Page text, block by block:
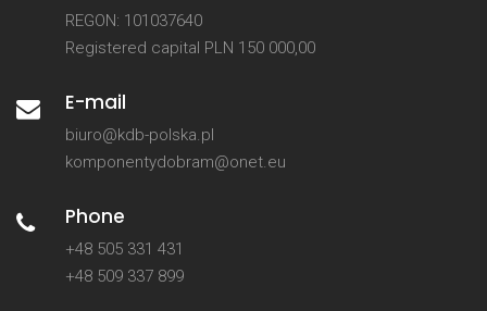
REGON: 101037640
Registered capital PLN 150 000,00
E-mail
biuro@kdb-polska.pl
komponentydobram@onet.eu
Phone
+48 505 331 431
+48 509 337 899